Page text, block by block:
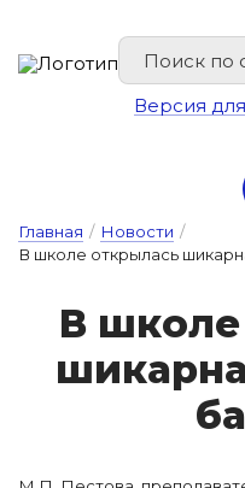
Версия
Главная / Новости /
В школе открылась
В шко­ле